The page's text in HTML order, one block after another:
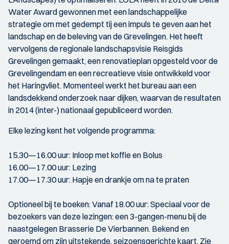
Water Award gewonnen met een landschappelijke
strategie om met gedempt tij een impuls te geven aan het
landschap en de beleving van de Grevelingen. Het heeft
vervolgens de regionale landschapsvisie Reisgids
Grevelingen gemaakt, een renovatieplan opgesteld voor de
Grevelingendam en een recreatieve visie ontwikkeld voor
het Haringvliet. Momenteel werkt het bureau aan een
landsdekkend onderzoek naar dijken, waarvan de resultaten
in 2014 (inter-) nationaal gepubliceerd worden.
Elke lezing kent het volgende programma:
15.30—16.00 uur: Inloop met koffie en Bolus
16.00—17.00 uur: Lezing
17.00—17.30 uur: Hapje en drankje om na te praten
Optioneel bij te boeken: Vanaf 18.00 uur: Speciaal voor de
bezoekers van deze lezingen: een 3-gangen-menu bij de
naastgelegen Brasserie De Vierbannen. Bekend en
geroemd om zijn uitstekende, seizoensgerichte kaart. Zie